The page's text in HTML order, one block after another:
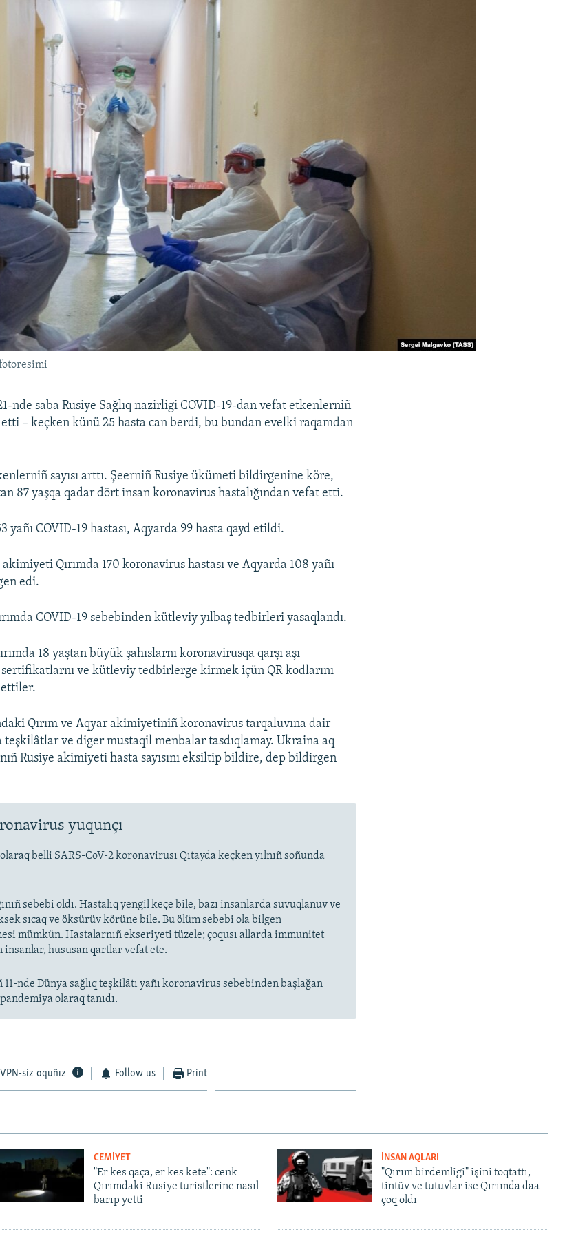
nde saba Rusiye Sağlıq nazirligi COVID-19-dan vefat etkenlerniñ
etti – keçken künü 25 hasta can berdi, bu bundan evelki raqamdan
sayısı arttı. Şeerniñ Rusiye ükümeti bildirgenine köre,
87 yaşqa qadar dört insan koronavirus hastalığından vefat etti.
yañı COVID-19 hastası, Aqyarda 99 hasta qayd etildi.
Qırımda 170 koronavirus hastası ve Aqyarda 108 yañı
edi.
COVID-19 sebebinden kütleviy yılbaş tedbirleri yasaqlandı.
18 yaştan büyük şahıslarnı koronavirusqa qarşı aşı
sertifikatlarnı ve kütleviy tedbirlerge kirmek içün QR kodlarını
Qırım ve Aqyar akimiyetiniñ koronavirus tarqaluvına dair
teşkilâtlar ve diger mustaqil menbalar tasdıqlamay. Ukraina aq
Rusiye akimiyeti hasta sayısını eksiltip bildire, dep bildirgen
yuqunçı
belli SARS-CoV-2 koronavirusı Qıtayda keçken yılnıñ soñunda
sebebi oldı. Hastalıq yengil keçe bile, bazı insanlarda suvuqlanuv ve
sıcaq ve öksürüv körüne bile. Bu ölüm sebebi ola bilgen
mümkün. Hastalarnıñ ekseriyeti tüzele; çoqusı allarda immunitet
insanlar, hususan qartlar vefat ete.
nde Dünya sağlıq teşkilâtı yañı koronavirus sebebinden başlağan
pandemiya olaraq tanıdı.
VPN-siz oquñız Follow us Print
CEMİYET
"Er kes qaça, er kes kete": cenk
Qırımdaki Rusiye turistlerine nasıl
barıp yetti
İNSAN AQLARI
"Qırım birdemligi" işini toqtattı,
tintüv ve tutuvlar ise Qırımda daa
çoq oldı